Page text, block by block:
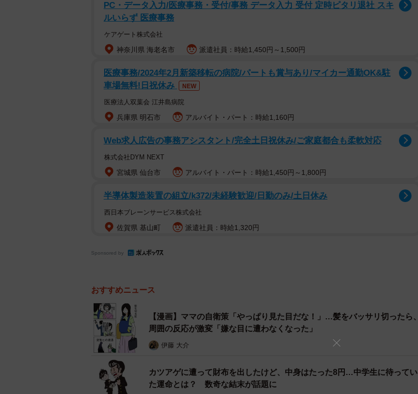
しろやぎ秋吾さんの『ちょっと怖い話』表紙。今回は第４３弾です。 ※しろやぎ秋吾さん提供
場面はとあるショッピングモール。
泣き叫ぶ女の子。女性がその子の手を引っ張り、「早くおうち帰るよ！！」と怒っていま
す。最初、周囲はその姿を、駄々をこねる幼子を母親が叱っているのかな、とほほえましく
見ていました。
泣き叫ぶ女の子の手を引く女性。周囲はほほえましく見ていましたが… ※しろやぎ秋吾さん提供 (一部抜粋)
さらに、父親らしき男性が、「おやつなら後で買ってやるからな」とその子を抱きかかえ、
連れて行こうとします。女の子はさらに抵抗、近くにいた若い女性に「助けて！」と叫びま
PC・データ入力/医療事務・受付/事務 データ入力 受付 定時ピタリ退社 スキ
ルいらず 医療事務
ケアゲート株式会社
神奈川県 海老名市 派遣社員：時給1,450円～1,500円
医療事務/2024年2月新築移転の病院/パートも賞与あり/マイカー通勤OK&駐
車場無料!日祝休み
NEW
医療法人双葉会 江井島病院
兵庫県 明石市 アルバイト・パート：時給1,160円
Web求人広告の事務アシスタント/完全土日祝休み/ご家庭都合も柔軟対応
株式会社DYM NEXT
宮城県 仙台市 アルバイト・パート：時給1,450円～1,800円
半導体製造装置の組立/k372/未経験歓迎/日勤のみ/土日休み
西日本ブレーンサービス株式会社
佐賀県 基山町 派遣社員：時給1,320円
Sponsored by
おすすめニュース
【漫画】ママの自衛策「やっぱり見た目だな！」…髪をバッサリ切ったら、
周囲の反応が激変「嫌な目に遭わなくなった」
伊藤 大介
カツアゲに遭って財布を出したけど、中身はたった8円…中学生に待ってい
た運命とは？ 数奇な結末が話題に